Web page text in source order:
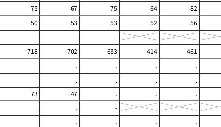
75 67 75 64
82
50 53 53 52
56
. -
-
718 702 633 414
461
. . . .
.
. . . .
.
73 47 . .
.
. .
-
. . . .
.